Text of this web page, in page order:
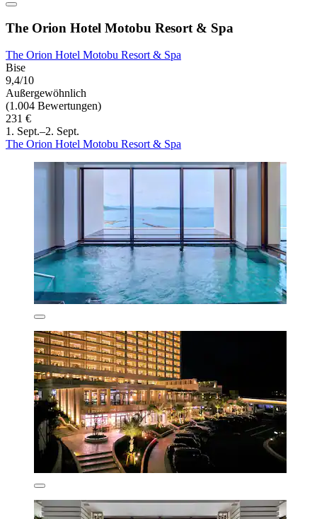
The Orion Hotel Motobu Resort & Spa
The Orion Hotel Motobu Resort & Spa
Bise
9,4/10
Außergewöhnlich
(1.004 Bewertungen)
231 €
1. Sept.–2. Sept.
The Orion Hotel Motobu Resort & Spa